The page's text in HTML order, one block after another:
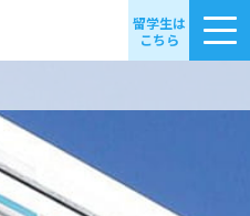
留学生は
こちら